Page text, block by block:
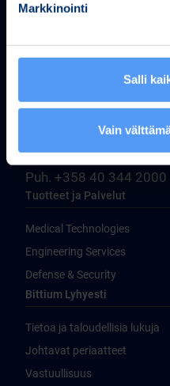
Markkinointi
Salli
Vain
Ritaharjuntie 1
FI-90590 Oulu, Finland
Puh. +358 40 344 2000
Tuotteet ja Palvelut
Medical Technologies
Engineering Services
Defense & Security
Bittium Lyhyesti
Tietoa ja taloudellisia lukuja
Johtavat periaatteet
Vastuullisuus